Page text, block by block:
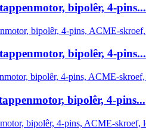
bipolêr, 4-pins...
bipolêr, 4-pins...
bipolêr, 4-pins...